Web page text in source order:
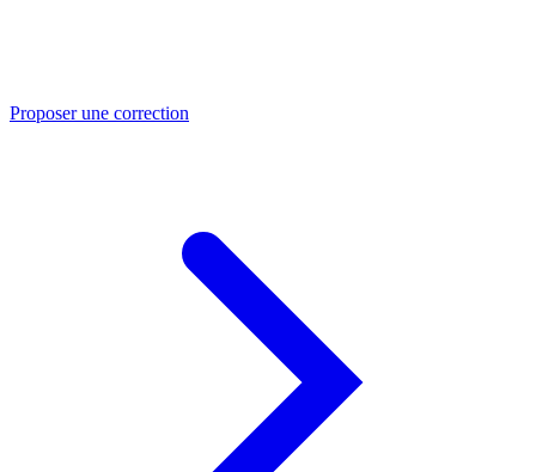
Proposer une correction